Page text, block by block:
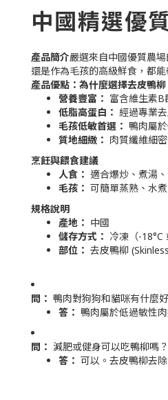
中國精選優
產品簡介嚴選來自中國優質農
還是作為毛孩的高級鮮食，都
產品優點：為什麼選擇去皮鴨柳
營養豐富： 富含維生素B
低脂高蛋白： 經過專業
毛孩低敏首選： 鴨肉屬
質地細緻： 肉質纖維細
烹飪與餵食建議
人食： 適合爆炒、煮湯
毛孩： 可簡單蒸熟、水
規格說明
產地： 中國
儲存方式： 冷凍（-18°C
部位： 去皮鴨柳
問： 鴨肉對狗狗和貓咪有什麼
答： 鴨肉屬於低過敏性
問： 減肥或健身可以吃鴨柳嗎？
答： 可以。去皮鴨柳去